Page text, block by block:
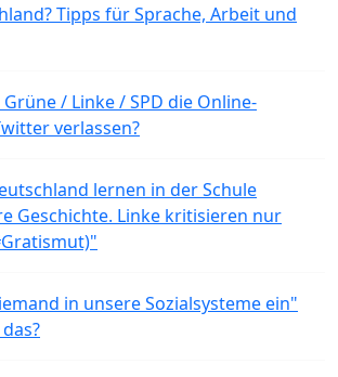
Tipps für Sprache, Arbeit und
/ Linke / SPD die Online-
verlassen?
lernen in der Schule
Geschichte. Linke kritisieren nur
in unsere Sozialsysteme ein"